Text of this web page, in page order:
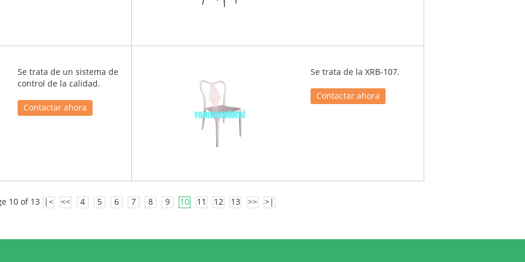
Se trata de un sistema de
control de la calidad.
Contactar ahora
Se trata de la XRB-107.
Contactar ahora
10 of 13 |< << 4 5 6 7 8 9 10 11 12 13 >> >|